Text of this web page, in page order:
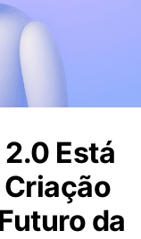
Está
da